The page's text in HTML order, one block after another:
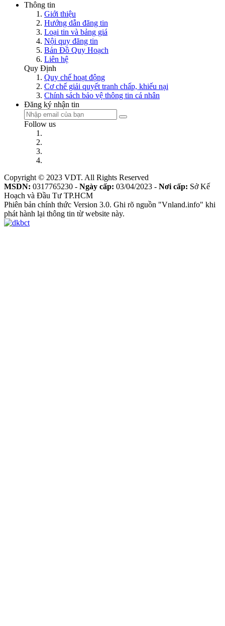
Thông tin
Giới thiệu
Hướng dẫn đăng tin
Loại tin và bảng giá
Nội quy đăng tin
Bản Đồ Quy Hoạch
Liên hệ
Quy Định
Quy chế hoạt động
Cơ chế giải quyết tranh chấp, khiếu nại
Chính sách bảo vệ thông tin cá nhân
Đăng ký nhận tin
Follow us
Copyright © 2023 VDT. All Rights Reserved
MSDN: 0317765230 - Ngày cấp: 03/04/2023 - Nơi cấp: Sở Kế
Hoạch và Đầu Tư TP.HCM
Phiên bản chính thức Version 3.0. Ghi rõ nguồn "Vnland.info" khi
phát hành lại thông tin từ website này.